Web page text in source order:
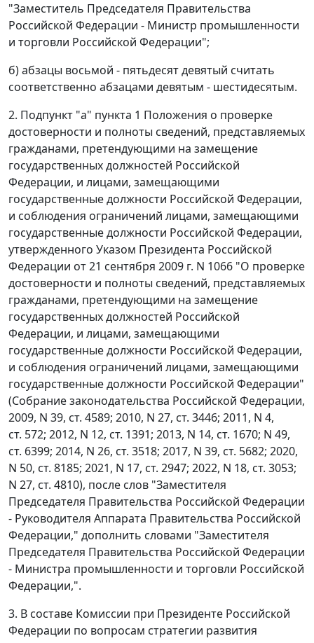
"Заместитель Председателя Правительства
Российской Федерации - Министр промышленности
и торговли Российской Федерации";
б) абзацы восьмой - пятьдесят девятый считать
соответственно абзацами девятым - шестидесятым.
2. Подпункт "а" пункта 1 Положения о проверке
достоверности и полноты сведений, представляемых
гражданами, претендующими на замещение
государственных должностей Российской
Федерации, и лицами, замещающими
государственные должности Российской Федерации,
и соблюдения ограничений лицами, замещающими
государственные должности Российской Федерации,
утвержденного Указом Президента Российской
Федерации от 21 сентября 2009 г. N 1066 "О проверке
достоверности и полноты сведений, представляемых
гражданами, претендующими на замещение
государственных должностей Российской
Федерации, и лицами, замещающими
государственные должности Российской Федерации,
и соблюдения ограничений лицами, замещающими
государственные должности Российской Федерации"
(Собрание законодательства Российской Федерации,
2009, N 39, ст. 4589; 2010, N 27, ст. 3446; 2011, N 4,
ст. 572; 2012, N 12, ст. 1391; 2013, N 14, ст. 1670; N 49,
ст. 6399; 2014, N 26, ст. 3518; 2017, N 39, ст. 5682; 2020,
N 50, ст. 8185; 2021, N 17, ст. 2947; 2022, N 18, ст. 3053;
N 27, ст. 4810), после слов "Заместителя
Председателя Правительства Российской Федерации
- Руководителя Аппарата Правительства Российской
Федерации," дополнить словами "Заместителя
Председателя Правительства Российской Федерации
- Министра промышленности и торговли Российской
Федерации,".
3. В составе Комиссии при Президенте Российской
Федерации по вопросам стратегии развития